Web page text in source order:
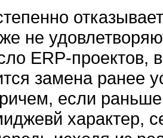
не
ERP-проектов,
замена ранее
если
характер,